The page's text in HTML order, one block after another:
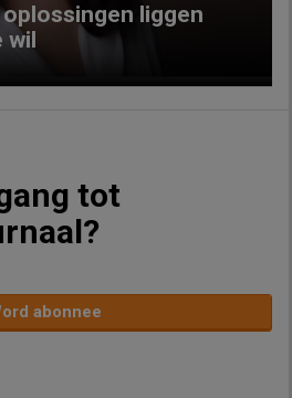
liggen
wil
tot
abonnee